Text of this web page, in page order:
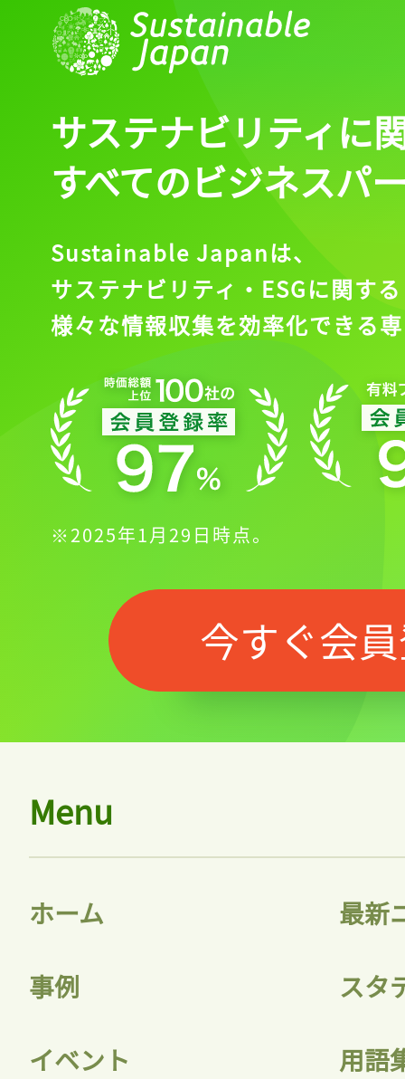
サステナビリティに
すべてのビジネスパ
Sustainable Japanは、
サステナビリティ・ESGに関する
様々な情報収集を効率化できる
※2025年1月29日時点。
今すぐ会
Menu
ホーム 最新
事例 スタ
イベント 用語